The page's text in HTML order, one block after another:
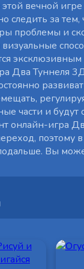
вечной
следить за
проблемы и
Два Туннеля
части и
онлайн-игра
поэтому
Вы